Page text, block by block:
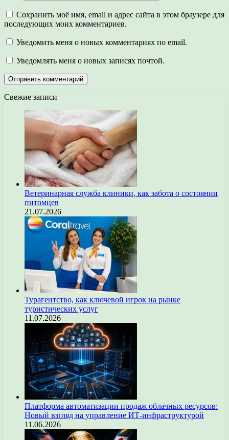
Сохранить моё имя, email и адрес сайта в этом браузере для
последующих моих комментариев.
Уведомить меня о новых комментариях по email.
Уведомлять меня о новых записях почтой.
Свежие записи
Ветеринарная служба клиники, как забота о состоянии
питомцев
21.07.2026
Турагентство, как ключевой игрок на рынке
туристических услуг
11.07.2026
Платформа автоматизации продаж облачных ресурсов:
Новый взгляд на управление ИТ-инфраструктурой
11.06.2026